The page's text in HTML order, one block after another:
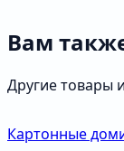
Вам
Другие товары
Картонные